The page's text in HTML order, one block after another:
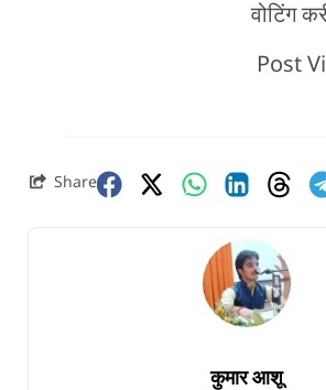
वोटिंग
Post
Share
कुमार आशू